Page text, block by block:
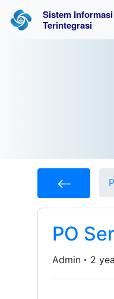
Sistem
Terintegrasi
PO
Admin 2